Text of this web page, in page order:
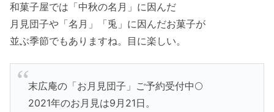
和菓子屋では「中秋の名月」に因んだ
月見団子や「名月」「兎」に因んだお菓子が
並ぶ季節でもありますね。目に楽しい。
末広庵の「お月見団子」ご予約受付中🌕
2021年のお月見は9月21日。